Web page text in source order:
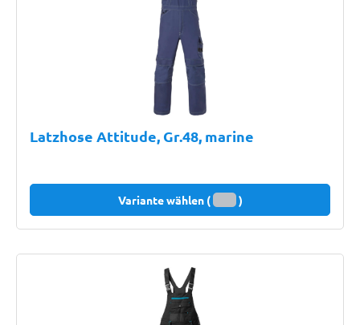
Latzhose Attitude, Gr.48, marine
Variante wählen ( )